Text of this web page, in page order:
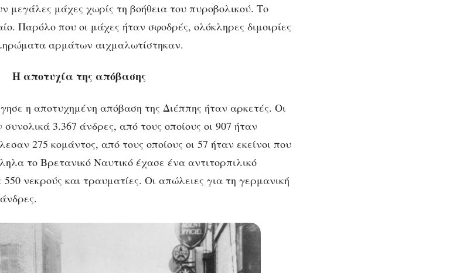
μεγάλες μάχες χωρίς τη βοήθεια του πυροβολικού. Το
Παρόλο που οι μάχες ήταν σφοδρές, ολόκληρες διμοιρίες
αρμάτων αιχμαλωτίστηκαν.
Η αποτυχία της απόβασης
η αποτυχημένη απόβαση της Διέππης ήταν αρκετές. Οι
3.367 άνδρες, από τους οποίους οι 907 ήταν
275 κομάντος, από τους οποίους οι 57 ήταν εκείνοι που
το Βρετανικό Ναυτικό έχασε ένα αντιτορπιλικό
νεκρούς και τραυματίες. Οι απώλειες για τη γερμανική